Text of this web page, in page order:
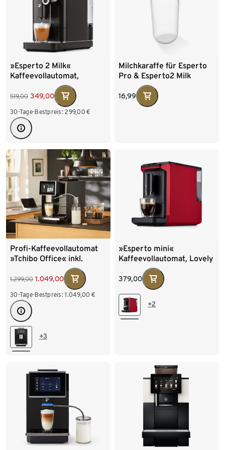
»Esperto 2 Milk«
Kaffeevollautomat,
Granite Black
519,00 349,00
30-Tage-Bestpreis: 299,00 €
Milchkaraffe für Esperto
Pro & Esperto2 Milk
16,99
Profi-Kaffeevollautomat
»Tchibo Office« inkl.
Wasserfilter, schwarz
1.299,00 1.049,00
30-Tage-Bestpreis: 1.049,00 €
+3
»Esperto mini«
Kaffeevollautomat, Lovely
379,00
+2